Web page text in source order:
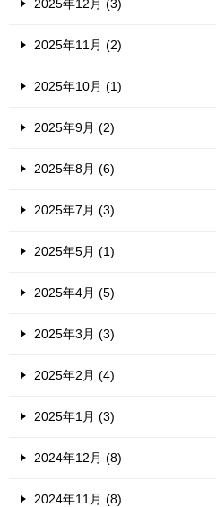
2025年12月 (3)
2025年11月 (2)
2025年10月 (1)
2025年9月 (2)
2025年8月 (6)
2025年7月 (3)
2025年5月 (1)
2025年4月 (5)
2025年3月 (3)
2025年2月 (4)
2025年1月 (3)
2024年12月 (8)
2024年11月 (8)